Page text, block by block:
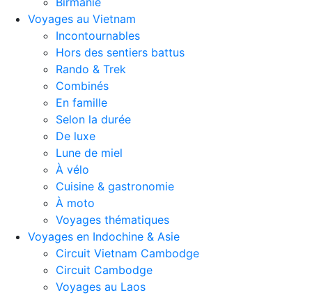
Voyages au Vietnam
Incontournables
Hors des sentiers battus
Rando & Trek
Combinés
En famille
Selon la durée
De luxe
Lune de miel
À vélo
Cuisine & gastronomie
À moto
Voyages thématiques
Voyages en Indochine & Asie
Circuit Vietnam Cambodge
Circuit Cambodge
Voyages au Laos